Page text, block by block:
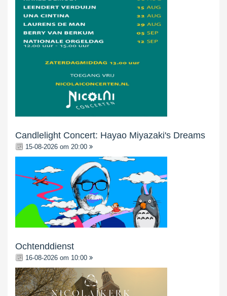
Candlelight Concert: Hayao Miyazaki's Dreams
15-08-2026 om 20:00
Ochtenddienst
16-08-2026 om 10:00